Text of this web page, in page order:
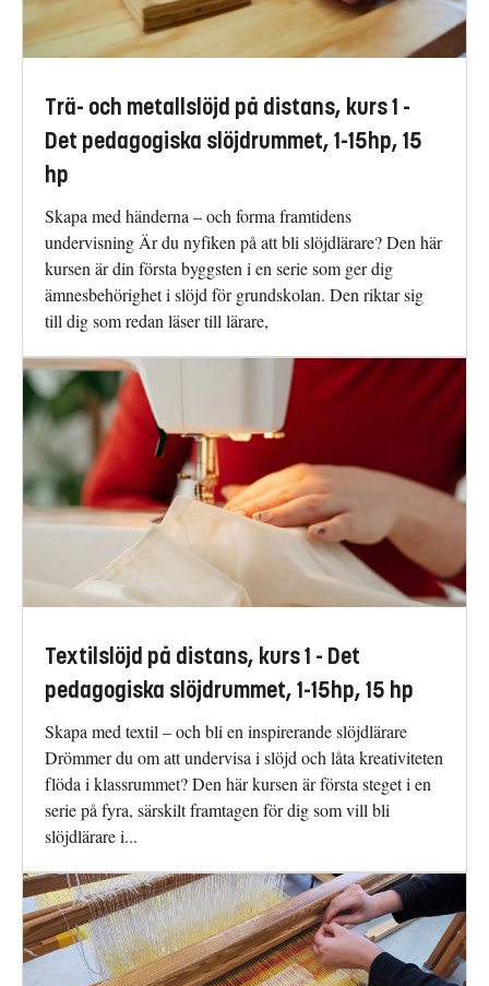
Trä- och metallslöjd på distans, kurs 1 -
Det pedagogiska slöjdrummet, 1-15hp, 15
hp
Skapa med händerna – och forma framtidens
undervisning Är du nyfiken på att bli slöjdlärare? Den här
kursen är din första byggsten i en serie som ger dig
ämnesbehörighet i slöjd för grundskolan. Den riktar sig
till dig som redan läser till lärare,
Textilslöjd på distans, kurs 1 - Det
pedagogiska slöjdrummet, 1-15hp, 15 hp
Skapa med textil – och bli en inspirerande slöjdlärare
Drömmer du om att undervisa i slöjd och låta kreativiteten
flöda i klassrummet? Den här kursen är första steget i en
serie på fyra, särskilt framtagen för dig som vill bli
slöjdlärare i...